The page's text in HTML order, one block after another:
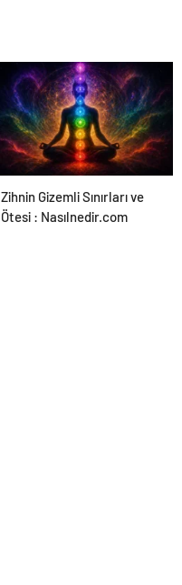
Zihnin Gizemli Sınırları ve
Ötesi : Nasılnedir.com